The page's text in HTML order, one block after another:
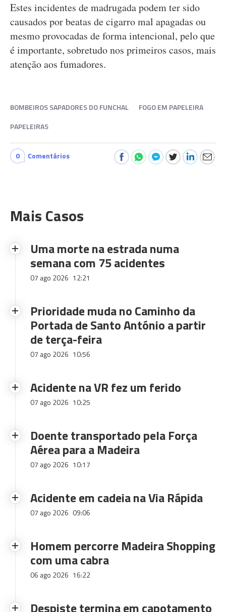
Estes incidentes de madrugada podem ter sido
causados por beatas de cigarro mal apagadas ou
mesmo provocadas de forma intencional, pelo que
é importante, sobretudo nos primeiros casos, mais
atenção aos fumadores.
BOMBEIROS SAPADORES DO FUNCHAL
FOGO EM PAPELEIRA
PAPELEIRAS
0 Comentários
Mais Casos
Uma morte na estrada numa
semana com 75 acidentes
07 ago 2026 12:21
Prioridade muda no Caminho da
Portada de Santo António a partir
de terça-feira
07 ago 2026 10:56
Acidente na VR fez um ferido
07 ago 2026 10:25
Doente transportado pela Força
Aérea para a Madeira
07 ago 2026 10:17
Acidente em cadeia na Via Rápida
07 ago 2026 09:06
Homem percorre Madeira Shopping
com uma cabra
06 ago 2026 16:22
Despiste termina em capotamento